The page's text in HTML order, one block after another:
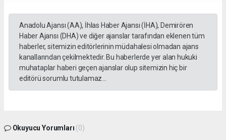
Anadolu Ajansı (AA), İhlas Haber Ajansı (İHA), Demirören
Haber Ajansı (DHA) ve diğer ajanslar tarafından eklenen tüm
haberler, sitemizin editörlerinin müdahalesi olmadan ajans
kanallarından çekilmektedir. Bu haberlerde yer alan hukuki
muhataplar haberi geçen ajanslar olup sitemizin hiç bir
editörü sorumlu tutulamaz...
Okuyucu Yorumları (0)